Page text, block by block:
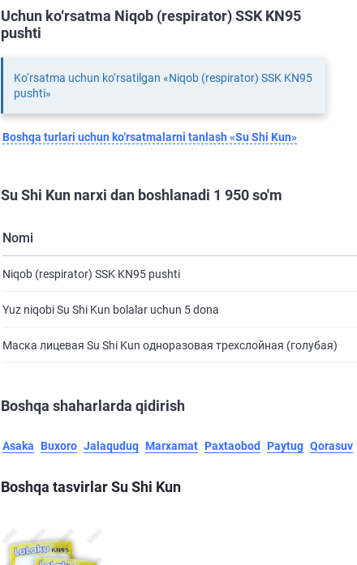
Uchun ko‘rsatma Niqob (respirator) SSK KN95
pushti
Ko‘rsatma uchun ko‘rsatilgan «Niqob (respirator) SSK KN95
pushti»
Boshqa turlari uchun ko‘rsatmalarni tanlash «Su Shi Kun»
Su Shi Kun narxi dan boshlanadi 1 950 so'm
Nomi
Niqob (respirator) SSK KN95 pushti
Yuz niqobi Su Shi Kun bolalar uchun 5 dona
Маска лицевая Su Shi Kun одноразовая трехслойная (голубая)
Boshqa shaharlarda qidirish
Asaka Buxoro Jalaquduq Marxamat Paxtaobod Paytug Qorasuv
Boshqa tasvirlar Su Shi Kun